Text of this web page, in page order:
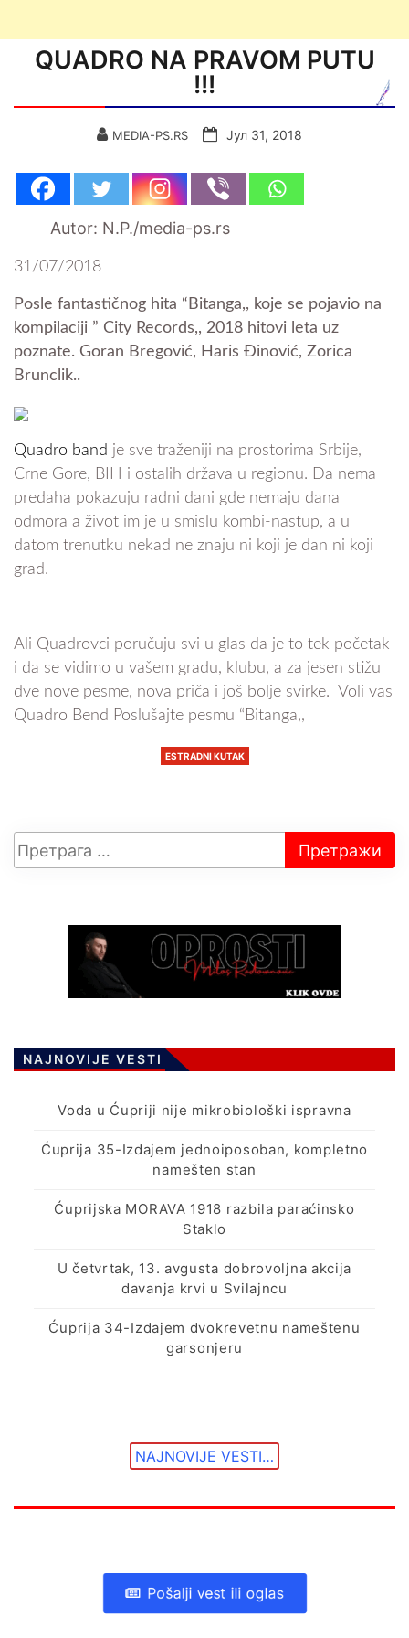
QUADRO NA PRAVOM PUTU
!!!
MEDIA-PS.RS Јул 31, 2018
Autor: N.P./media-ps.rs
31/07/2018
Posle fantastičnog hita “Bitanga,, koje se pojavio na
kompilaciji ” City Records,, 2018 hitovi leta uz
poznate. Goran Bregović, Haris Đinović, Zorica
Brunclik..
Quadro band je sve traženiji na prostorima Srbije,
Crne Gore, BIH i ostalih država u regionu. Da nema
predaha pokazuju radni dani gde nemaju dana
odmora a život im je u smislu kombi-nastup, a u
datom trenutku nekad ne znaju ni koji je dan ni koji
grad.
Ali Quadrovci poručuju svi u glas da je to tek početak
i da se vidimo u vašem gradu, klubu, a za jesen stižu
dve nove pesme, nova priča i još bolje svirke. Voli vas
Quadro Bend Poslušajte pesmu “Bitanga,,
ESTRADNI KUTAK
NAJNOVIJE VESTI
Voda u Ćupriji nije mikrobiološki ispravna
Ćuprija 35-Izdajem jednoiposoban, kompletno
namešten stan
Ćuprijska MORAVA 1918 razbila paraćinsko
Staklo
U četvrtak, 13. avgusta dobrovoljna akcija
davanja krvi u Svilajncu
Ćuprija 34-Izdajem dvokrevetnu nameštenu
garsonjeru
NAJNOVIJE VESTI…
Pošalji vest ili oglas